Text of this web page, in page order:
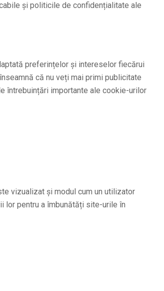
și politicile de confidențialitate ale
preferințelor și intereselor fiecărui
că nu veți mai primi publicitate
întrebuințări importante ale cookie-urilor
vizualizat și modul cum un utilizator
lor pentru a îmbunătăți site-urile în